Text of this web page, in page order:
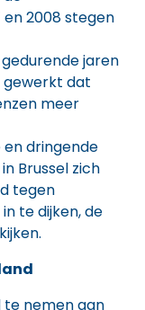
2008 stegen
jaren
gewerkt dat
meer
dringende
Brussel zich
tegen
te dijken, de
te nemen aan